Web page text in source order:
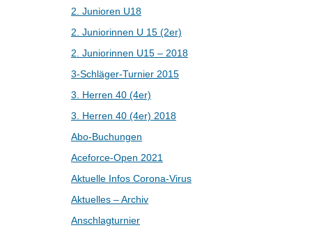
2. Junioren U18
2. Juniorinnen U 15 (2er)
2. Juniorinnen U15 – 2018
3-Schläger-Turnier 2015
3. Herren 40 (4er)
3. Herren 40 (4er) 2018
Abo-Buchungen
Aceforce-Open 2021
Aktuelle Infos Corona-Virus
Aktuelles – Archiv
Anschlagturnier